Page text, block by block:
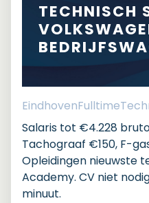
TECHNISCH
EindhovenFulltime
Salaris tot €4.228
Tachograaf €150, F-
Opleidingen nieuwste
Academy. CV niet
minuut.